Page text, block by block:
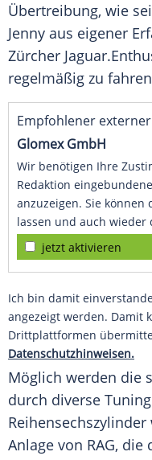
Übertreibung, wie
Jenny aus eigener
Zürcher Jaguar
regelmäßig zu
Empfohlener
Glomex GmbH
Wir benötigen Ihre
Redaktion
anzuzeigen. Sie können
lassen und auch wieder
jetzt aktivieren
Ich bin damit
angezeigt werden. Damit
Drittplattformen
Datenschutzhinweisen.
Möglich werden die
durch diverse
Anlage von RAG, die